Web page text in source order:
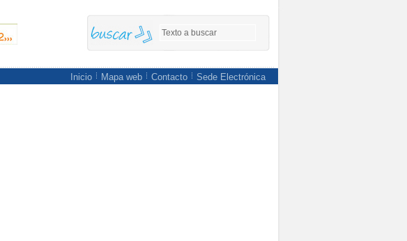
Inicio Mapa web Contacto Sede Electrónica